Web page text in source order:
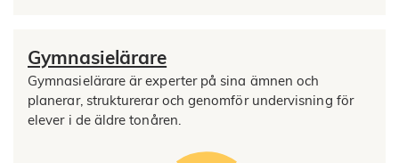
Gymnasielärare
Gymnasielärare är experter på sina ämnen och
planerar, strukturerar och genomför undervisning för
elever i de äldre tonåren.